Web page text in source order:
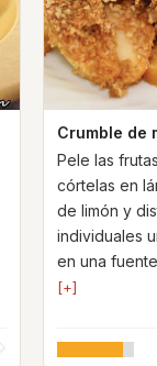
Crumble de
Pele las
córtelas en
de limón y
individuales
en una
[+]